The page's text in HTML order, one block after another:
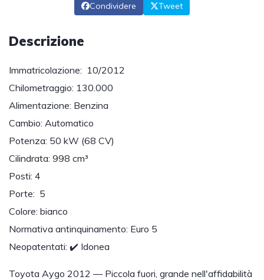
Condividere Tweet
Descrizione
Immatricolazione: 10/2012
Chilometraggio: 130.000
Alimentazione: Benzina
Cambio: Automatico
Potenza: 50 kW (68 CV)
Cilindrata: 998 cm³
Posti: 4
Porte: 5
Colore: bianco
Normativa antinquinamento: Euro 5
Neopatentati: ✔️ Idonea
Toyota Aygo 2012 — Piccola fuori, grande nell'affidabilità